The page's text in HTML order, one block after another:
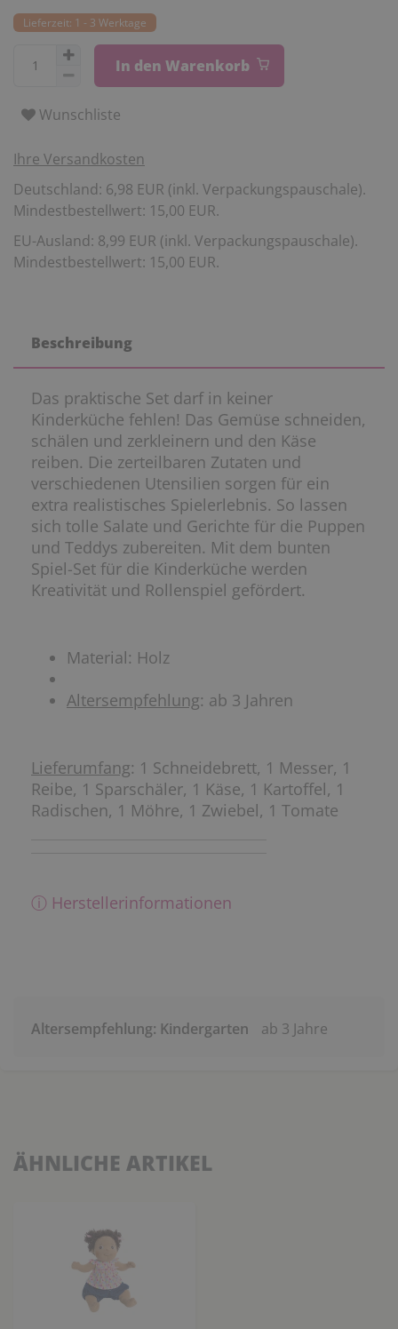
Lieferzeit: 1 - 3 Werktage
In den Warenkorb
Wunschliste
Ihre Versandkosten
Deutschland: 6,98 EUR (inkl. Verpackungspauschale).
Mindestbestellwert: 15,00 EUR.
EU-Ausland: 8,99 EUR (inkl. Verpackungspauschale).
Mindestbestellwert: 15,00 EUR.
Beschreibung
Das praktische Set darf in keiner
Kinderküche fehlen! Das Gemüse schneiden,
schälen und zerkleinern und den Käse
reiben. Die zerteilbaren Zutaten und
verschiedenen Utensilien sorgen für ein
extra realistisches Spielerlebnis. So lassen
sich tolle Salate und Gerichte für die Puppen
und Teddys zubereiten. Mit dem bunten
Spiel-Set für die Kinderküche werden
Kreativität und Rollenspiel gefördert.
Material: Holz
Altersempfehlung: ab 3 Jahren
Lieferumfang: 1 Schneidebrett, 1 Messer, 1
Reibe, 1 Sparschäler, 1 Käse, 1 Kartoffel, 1
Radischen, 1 Möhre, 1 Zwiebel, 1 Tomate
ⓘ Herstellerinformationen
Altersempfehlung: Kindergarten ab 3 Jahre
ÄHNLICHE ARTIKEL